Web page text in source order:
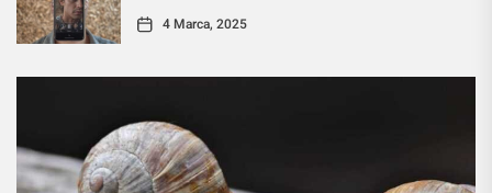
4 Marca, 2025